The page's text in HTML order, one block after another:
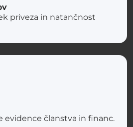
priveza in natančnost
evidence članstva in financ.